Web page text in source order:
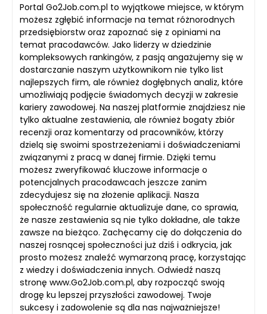
Portal Go2Job.com.pl to wyjątkowe miejsce, w którym
możesz zgłębić informacje na temat różnorodnych
przedsiębiorstw oraz zapoznać się z opiniami na
temat pracodawców. Jako liderzy w dziedzinie
kompleksowych rankingów, z pasją angażujemy się w
dostarczanie naszym użytkownikom nie tylko list
najlepszych firm, ale również dogłębnych analiz, które
umożliwiają podjęcie świadomych decyzji w zakresie
kariery zawodowej. Na naszej platformie znajdziesz nie
tylko aktualne zestawienia, ale również bogaty zbiór
recenzji oraz komentarzy od pracowników, którzy
dzielą się swoimi spostrzeżeniami i doświadczeniami
związanymi z pracą w danej firmie. Dzięki temu
możesz zweryfikować kluczowe informacje o
potencjalnych pracodawcach jeszcze zanim
zdecydujesz się na złożenie aplikacji. Nasza
społeczność regularnie aktualizuje dane, co sprawia,
że nasze zestawienia są nie tylko dokładne, ale także
zawsze na bieżąco. Zachęcamy cię do dołączenia do
naszej rosnącej społeczności już dziś i odkrycia, jak
prosto możesz znaleźć wymarzoną pracę, korzystając
z wiedzy i doświadczenia innych. Odwiedź naszą
stronę www.Go2Job.com.pl, aby rozpocząć swoją
drogę ku lepszej przyszłości zawodowej. Twoje
sukcesy i zadowolenie są dla nas najważniejsze!